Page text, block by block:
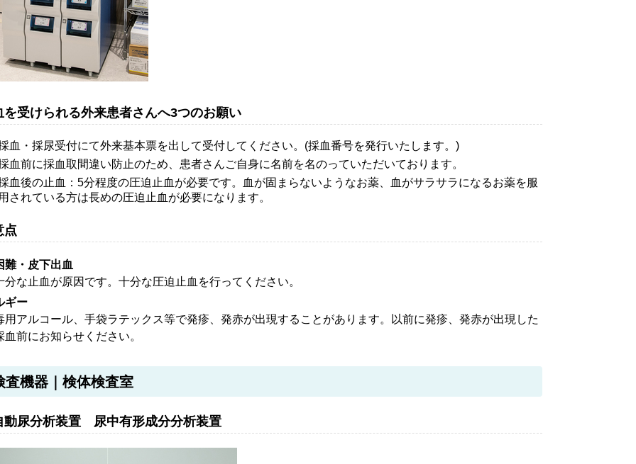
を受けられる外来患者さんへ3つのお願い
血・採尿受付にて外来基本票を出して受付してください。(採血番号を発行いたします。)
血前に採血取間違い防止のため、患者さんご自身に名前を名のっていただいております。
血後の止血：5分程度の圧迫止血が必要です。血が固まらないようなお薬、血がサラサラになるお薬を服
されている方は長めの圧迫止血が必要になります。
点
難・皮下出血
な止血が原因です。十分な圧迫止血を行ってください。
ギー
アルコール、手袋ラテックス等で発疹、発赤が出現することがあります。以前に発疹、発赤が出現した
血前にお知らせください。
査機器｜検体検査室
動尿分析装置 尿中有形成分分析装置